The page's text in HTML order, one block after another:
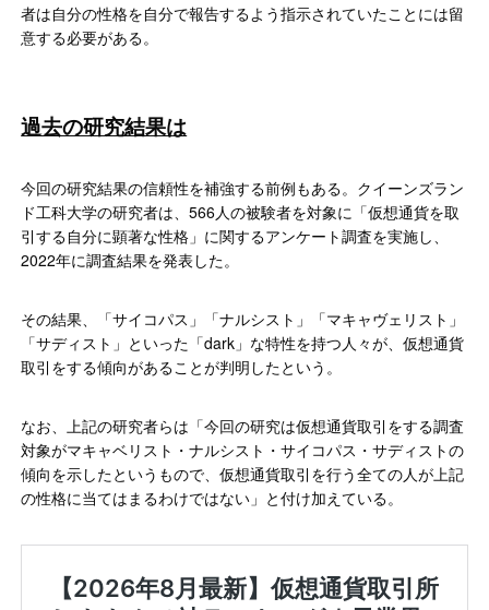
者は自分の性格を自分で報告するよう指示されていたことには留
意する必要がある。
過去の研究結果は
今回の研究結果の信頼性を補強する前例もある。クイーンズラン
ド工科大学の研究者は、566人の被験者を対象に「仮想通貨を取
引する自分に顕著な性格」に関するアンケート調査を実施し、
2022年に調査結果を発表した。
その結果、「サイコパス」「ナルシスト」「マキャヴェリスト」
「サディスト」といった「dark」な特性を持つ人々が、仮想通貨
取引をする傾向があることが判明したという。
なお、上記の研究者らは「今回の研究は仮想通貨取引をする調査
対象がマキャベリスト・ナルシスト・サイコパス・サディストの
傾向を示したというもので、仮想通貨取引を行う全ての人が上記
の性格に当てはまるわけではない」と付け加えている。